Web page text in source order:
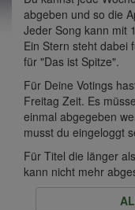
abgeben und so die
Jeder Song kann mit
Ein Stern steht dabei
für "Das ist Spitze".
Für Deine Votings
Freitag Zeit. Es
einmal abgegeben
musst du eingeloggt
Für Titel die länger
kann nicht mehr